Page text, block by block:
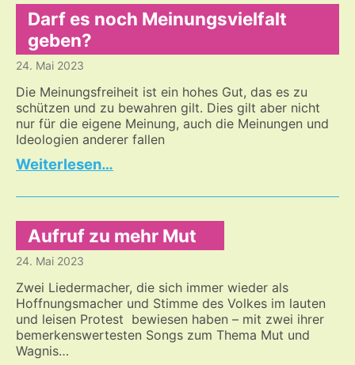
der
Zeit
Darf es noch Meinungsvielfalt
geben?
24. Mai 2023
Die Meinungsfreiheit ist ein hohes Gut, das es zu
schützen und zu bewahren gilt. Dies gilt aber nicht
nur für die eigene Meinung, auch die Meinungen und
Ideologien anderer fallen
…
noch
geben?
Aufruf zu mehr Mut
24. Mai 2023
Zwei Liedermacher, die sich immer wieder als
Hoffnungsmacher und Stimme des Volkes im lauten
und leisen Protest bewiesen haben – mit zwei ihrer
bemerkenswertesten Songs zum Thema Mut und
Wagnis…